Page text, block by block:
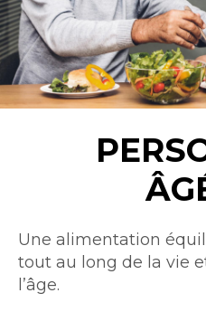
Intro
Une alimentation
tout au long de la vie
l’âge.